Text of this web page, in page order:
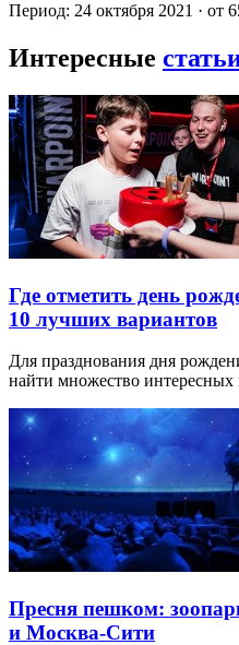
Период: 24 октября 2021 · от
Интересные
Где отметить день
10 лучших вариантов
Для празднования дня
найти множество
Пресня пешком:
и Москва-Сити